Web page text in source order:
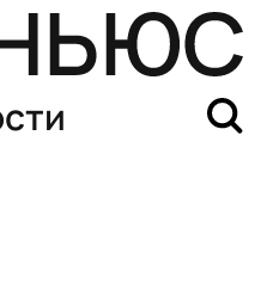
планов по